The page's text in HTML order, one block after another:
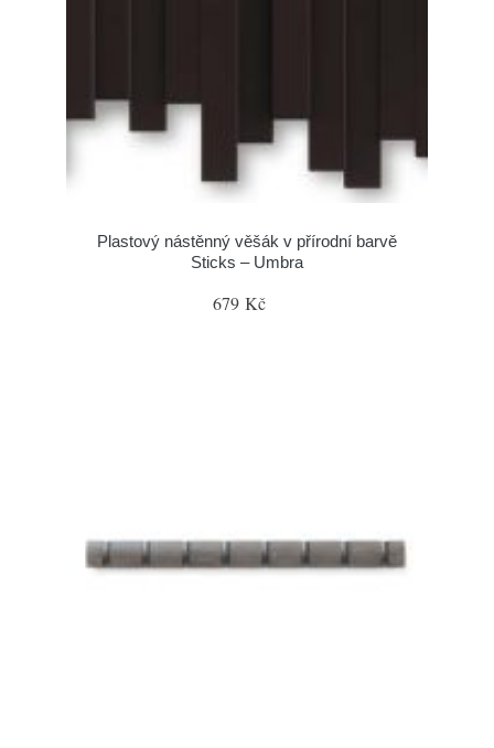
Plastový nástěnný věšák v přírodní barvě
Sticks – Umbra
679 Kč